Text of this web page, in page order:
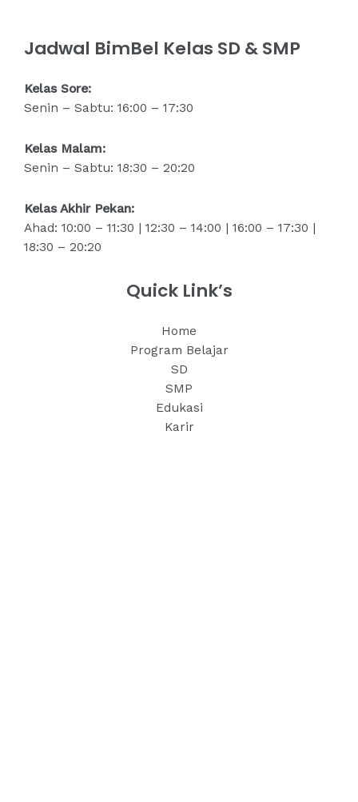
Jadwal BimBel Kelas SD & SMP
Kelas Sore:
Senin – Sabtu: 16:00 – 17:30
Kelas Malam:
Senin – Sabtu: 18:30 – 20:20
Kelas Akhir Pekan:
Ahad: 10:00 – 11:30 | 12:30 – 14:00 | 16:00 – 17:30 |
18:30 – 20:20
Quick Link’s
Home
Program Belajar
SD
SMP
Edukasi
Karir